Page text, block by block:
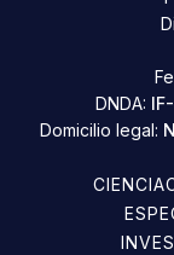
DNDA:
Domicilio legal:
CIENCIA